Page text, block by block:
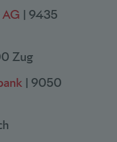
| 9435
Zug
| 9050